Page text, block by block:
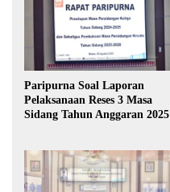
Paripurna Soal Laporan
Pelaksanaan Reses 3 Masa
Sidang Tahun Anggaran 2025